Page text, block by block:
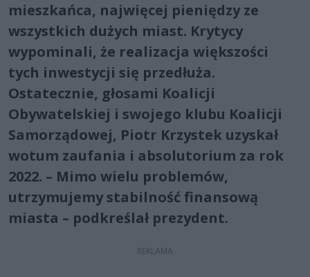
mieszkańca, najwięcej pieniędzy ze
wszystkich dużych miast. Krytycy
wypominali, że realizacja większości
tych inwestycji się przedłuża.
Ostatecznie, głosami Koalicji
Obywatelskiej i swojego klubu Koalicji
Samorządowej, Piotr Krzystek uzyskał
wotum zaufania i absolutorium za rok
2022. – Mimo wielu problemów,
utrzymujemy stabilność finansową
miasta – podkreślał prezydent.